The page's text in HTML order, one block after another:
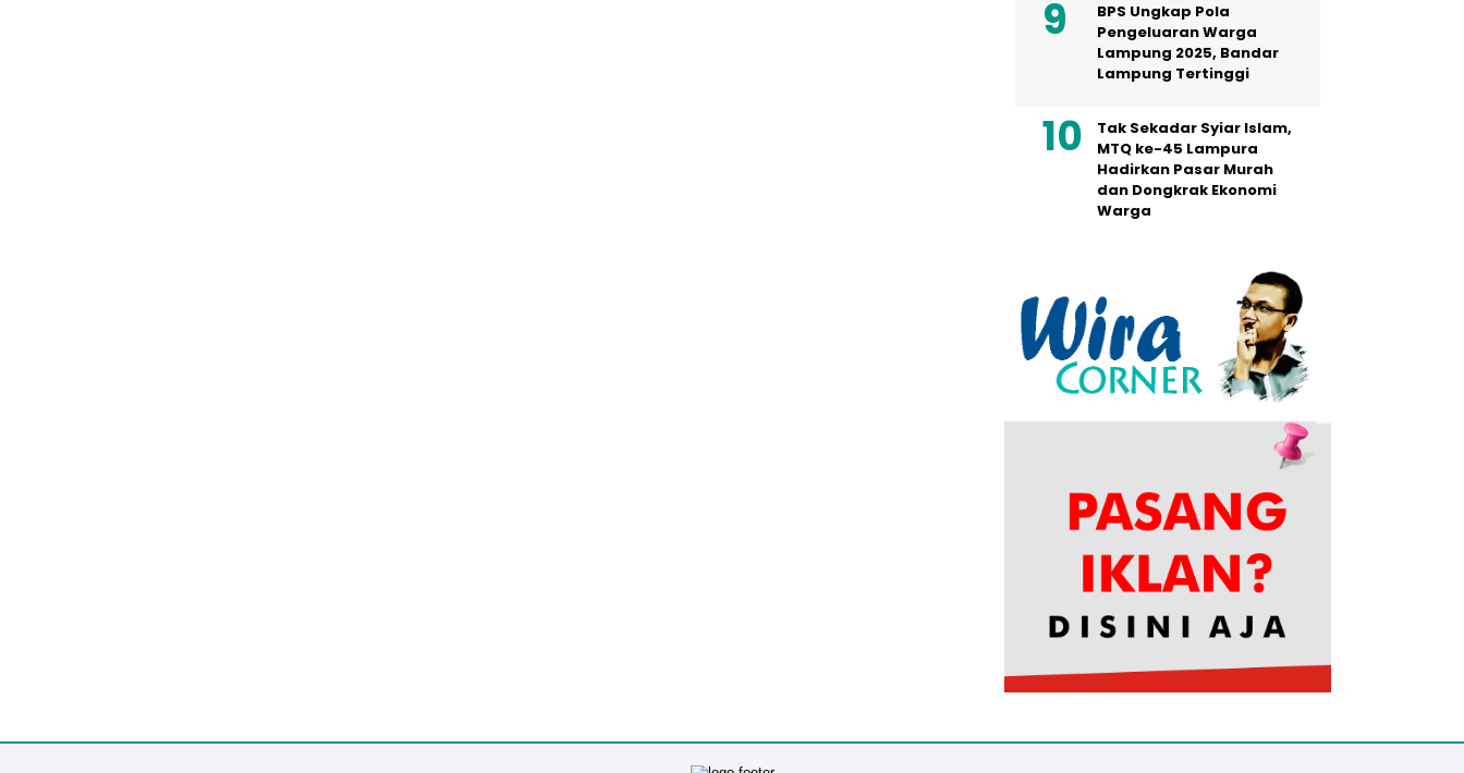
BPS Ungkap Pola
Pengeluaran Warga
Lampung 2025, Bandar
Lampung Tertinggi
Tak Sekadar Syiar Islam,
MTQ ke-45 Lampura
Hadirkan Pasar Murah
dan Dongkrak Ekonomi
Warga